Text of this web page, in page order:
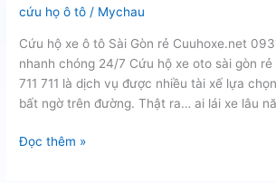
cứu họ ô tô / Mychau
Cứu hộ xe ô tô Sài Gòn rẻ Cuuhoxe.net
nhanh chóng 24/7 Cứu hộ xe oto sài gòn
711 711 là dịch vụ được nhiều tài xế lựa
bất ngờ trên đường. Thật ra… ai lái xe lâu
cứu
Đọc thêm »